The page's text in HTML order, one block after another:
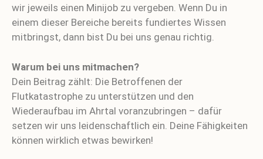
wir jeweils einen Minijob zu vergeben. Wenn Du in
einem dieser Bereiche bereits fundiertes Wissen
mitbringst, dann bist Du bei uns genau richtig.
Warum bei uns mitmachen?
Dein Beitrag zählt: Die Betroffenen der
Flutkatastrophe zu unterstützen und den
Wiederaufbau im Ahrtal voranzubringen – dafür
setzen wir uns leidenschaftlich ein. Deine Fähigkeiten
können wirklich etwas bewirken!